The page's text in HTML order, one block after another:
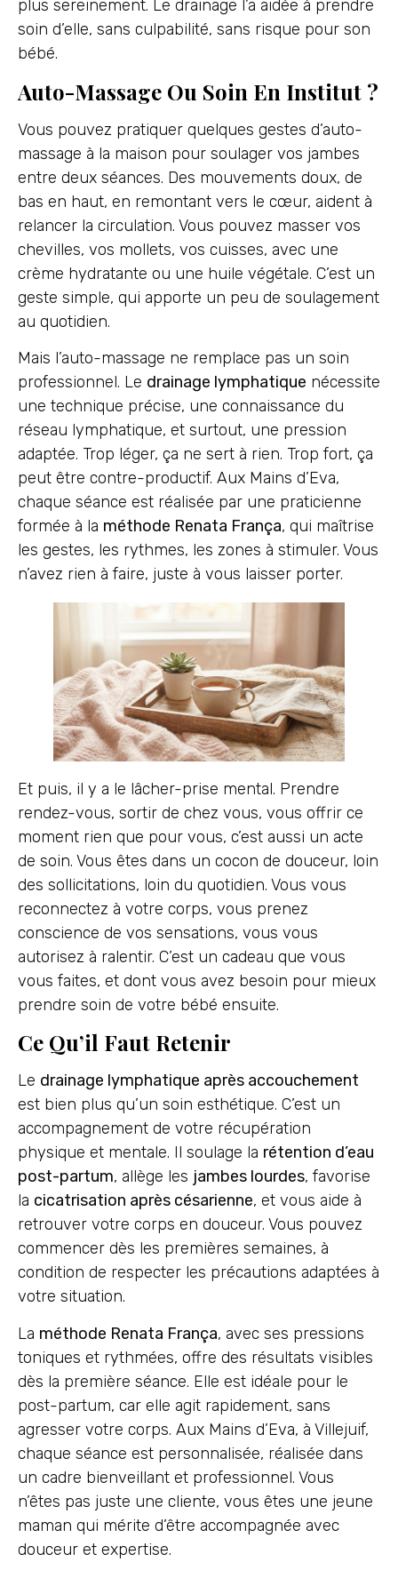
plus sereinement. Le drainage l’a aidée à prendre
soin d’elle, sans culpabilité, sans risque pour son
bébé.
Auto-Massage Ou Soin En Institut ?
Vous pouvez pratiquer quelques gestes d’auto-
massage à la maison pour soulager vos jambes
entre deux séances. Des mouvements doux, de
bas en haut, en remontant vers le cœur, aident à
relancer la circulation. Vous pouvez masser vos
chevilles, vos mollets, vos cuisses, avec une
crème hydratante ou une huile végétale. C’est un
geste simple, qui apporte un peu de soulagement
au quotidien.
Mais l’auto-massage ne remplace pas un soin
professionnel. Le drainage lymphatique nécessite
une technique précise, une connaissance du
réseau lymphatique, et surtout, une pression
adaptée. Trop léger, ça ne sert à rien. Trop fort, ça
peut être contre-productif. Aux Mains d’Eva,
chaque séance est réalisée par une praticienne
formée à la méthode Renata França, qui maîtrise
les gestes, les rythmes, les zones à stimuler. Vous
n’avez rien à faire, juste à vous laisser porter.
Et puis, il y a le lâcher-prise mental. Prendre
rendez-vous, sortir de chez vous, vous offrir ce
moment rien que pour vous, c’est aussi un acte
de soin. Vous êtes dans un cocon de douceur, loin
des sollicitations, loin du quotidien. Vous vous
reconnectez à votre corps, vous prenez
conscience de vos sensations, vous vous
autorisez à ralentir. C’est un cadeau que vous
vous faites, et dont vous avez besoin pour mieux
prendre soin de votre bébé ensuite.
Ce Qu’il Faut Retenir
Le drainage lymphatique après accouchement
est bien plus qu’un soin esthétique. C’est un
accompagnement de votre récupération
physique et mentale. Il soulage la rétention d’eau
post-partum, allège les jambes lourdes, favorise
la cicatrisation après césarienne, et vous aide à
retrouver votre corps en douceur. Vous pouvez
commencer dès les premières semaines, à
condition de respecter les précautions adaptées à
votre situation.
La méthode Renata França, avec ses pressions
toniques et rythmées, offre des résultats visibles
dès la première séance. Elle est idéale pour le
post-partum, car elle agit rapidement, sans
agresser votre corps. Aux Mains d’Eva, à Villejuif,
chaque séance est personnalisée, réalisée dans
un cadre bienveillant et professionnel. Vous
n’êtes pas juste une cliente, vous êtes une jeune
maman qui mérite d’être accompagnée avec
douceur et expertise.